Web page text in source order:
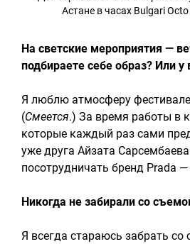
Астане в часах Bulgari
На светские мероприятия —
подбираете себе образ? Или у
Я люблю атмосферу
(Смеется.) За время работы в
которые каждый раз сами
уже друга Айзата
посотрудничать бренд Prada
Никогда не забирали со
Я всегда стараюсь забрать